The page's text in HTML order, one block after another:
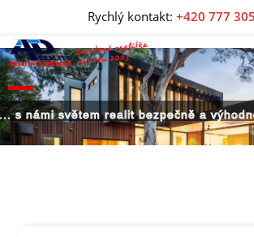
s námi světem realit bezpečně a
Rychlý kontakt: +420 777